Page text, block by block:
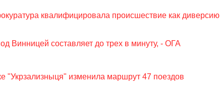
квалифицировала происшествие как диверсию
Винницей составляет до трех в минуту, - ОГА
"Укрзализныця" изменила маршрут 47 поездов